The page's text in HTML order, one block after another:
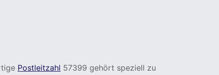
Postleitzahl 57399 gehört speziell zu